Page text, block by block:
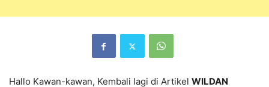
Hallo Kawan-kawan, Kembali lagi di Artikel WILDAN